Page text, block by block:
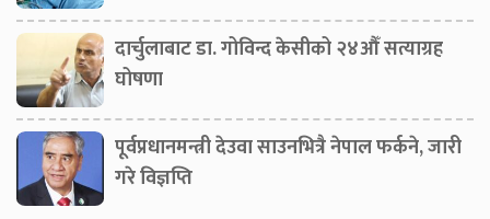
दार्चुलाबाट डा. गोविन्द केसीको २४औँ सत्याग्रह
घोषणा
पूर्वप्रधानमन्त्री देउवा साउनभित्रै नेपाल फर्कने, जारी
गरे विज्ञप्ति